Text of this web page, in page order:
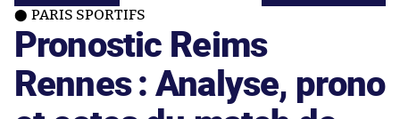
PARIS SPORTIFS
Pronostic Reims
Rennes : Analyse, prono